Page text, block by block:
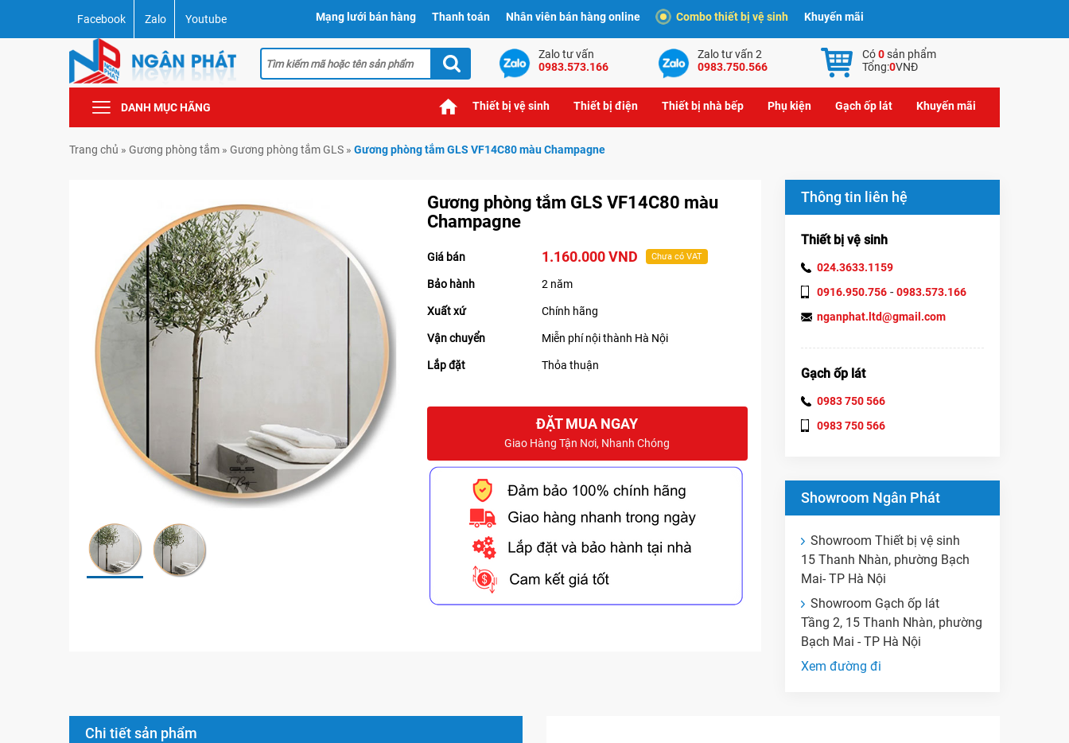
Facebook Zalo Youtube Mạng lưới bán hàng Thanh toán Nhân viên bán hàng online Combo thiết bị vệ sinh Khuyến mãi
Zalo tư vấn
0983.573.166
Zalo tư vấn 2
0983.750.566
Có0sản phẩm
Tổng:0VNĐ
DANH MỤC HÃNG Thiết bị vệ sinh Thiết bị điện Thiết bị nhà bếp Phụ kiện Gạch ốp lát Khuyến mãi
Trang chủ » Gương phòng tắm » Gương phòng tắm GLS » Gương phòng tắm GLS VF14C80 màu Champagne
Gương phòng tắm GLS VF14C80 màu
Champagne
Giá bán 1.160.000 VND Chưa có VAT
Bảo hành 2 năm
Xuất xứ Chính hãng
Vận chuyển Miễn phí nội thành Hà Nội
Lắp đặt Thỏa thuận
ĐẶT MUA NGAY
Giao Hàng Tận Nơi, Nhanh Chóng
Thông tin liên hệ
Thiết bị vệ sinh
024.3633.1159
0916.950.756 - 0983.573.166
nganphat.ltd@gmail.com
Gạch ốp lát
0983 750 566
0983 750 566
Showroom Ngân Phát
Showroom Thiết bị vệ sinh
15 Thanh Nhàn, phường Bạch
Mai- TP Hà Nội
Showroom Gạch ốp lát
Tầng 2, 15 Thanh Nhàn, phường
Bạch Mai - TP Hà Nội
Xem đường đi
Chi tiết sản phẩm